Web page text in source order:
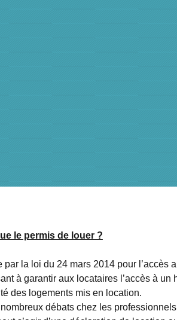
le permis de louer ?
par la loi du 24 mars 2014 pour l’accès
à garantir aux locataires l’accès à un
des logements mis en location.
débats chez les